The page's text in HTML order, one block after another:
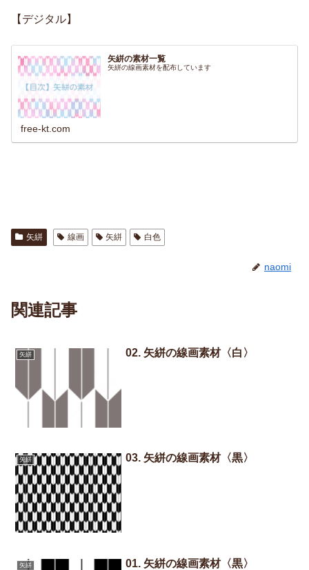
【デジタル】
矢絣の素材一覧
矢絣の線画素材を配布しています
free-kt.com
矢絣 線画 矢絣 白色
naomi
関連記事
矢絣 02. 矢絣の線画素材〈白〉
矢絣 03. 矢絣の線画素材〈黒〉
矢絣 01. 矢絣の線画素材〈黒〉